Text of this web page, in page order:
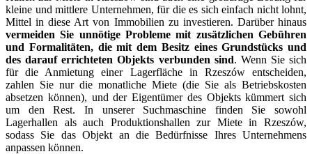
kleine und mittlere Unternehmen, für die es sich einfach nicht lohnt,
Mittel in diese Art von Immobilien zu investieren. Darüber hinaus
vermeiden Sie unnötige Probleme mit zusätzlichen Gebühren
und Formalitäten, die mit dem Besitz eines Grundstücks und
des darauf errichteten Objekts verbunden sind. Wenn Sie sich
für die Anmietung einer Lagerfläche in Rzeszów entscheiden,
zahlen Sie nur die monatliche Miete (die Sie als Betriebskosten
absetzen können), und der Eigentümer des Objekts kümmert sich
um den Rest. In unserer Suchmaschine finden Sie sowohl
Lagerhallen als auch Produktionshallen zur Miete in Rzeszów,
sodass Sie das Objekt an die Bedürfnisse Ihres Unternehmens
anpassen können.